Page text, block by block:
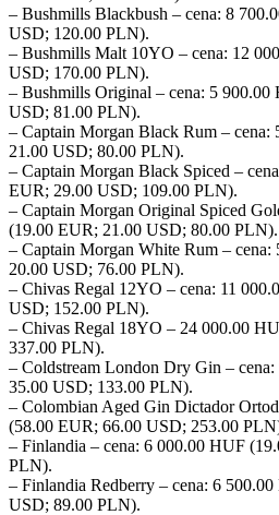
– Bushmills Blackbush – cena: 8
USD; 120.00 PLN).
– Bushmills Malt 10YO – cena: 12
USD; 170.00 PLN).
– Bushmills Original – cena: 5
USD; 81.00 PLN).
– Captain Morgan Black Rum –
21.00 USD; 80.00 PLN).
– Captain Morgan Black Spiced –
EUR; 29.00 USD; 109.00 PLN).
– Captain Morgan Original Spiced
(19.00 EUR; 21.00 USD; 80.00 PLN).
– Captain Morgan White Rum –
20.00 USD; 76.00 PLN).
– Chivas Regal 12YO – cena: 11
USD; 152.00 PLN).
– Chivas Regal 18YO – 24 000.00
337.00 PLN).
– Coldstream London Dry Gin –
35.00 USD; 133.00 PLN).
– Colombian Aged Gin Dictador
(58.00 EUR; 66.00 USD; 253.00
– Finlandia – cena: 6 000.00 HUF
PLN).
– Finlandia Redberry – cena: 6
USD; 89.00 PLN).